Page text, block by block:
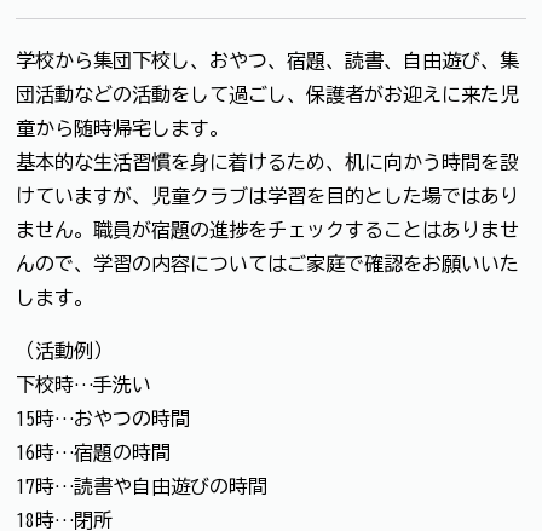
学校から集団下校し、おやつ、宿題、読書、自由遊び、集
団活動などの活動をして過ごし、保護者がお迎えに来た児
童から随時帰宅します。
基本的な生活習慣を身に着けるため、机に向かう時間を設
けていますが、児童クラブは学習を目的とした場ではあり
ません。職員が宿題の進捗をチェックすることはありませ
んので、学習の内容についてはご家庭で確認をお願いいた
します。
（活動例）
下校時…手洗い
15時…おやつの時間
16時…宿題の時間
17時…読書や自由遊びの時間
18時…閉所